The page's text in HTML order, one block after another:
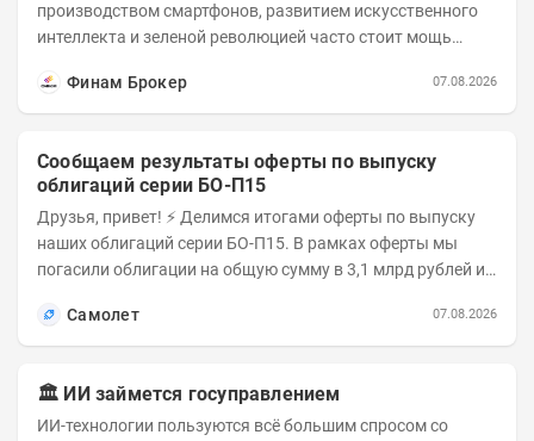
производством смартфонов, развитием искусственного
интеллекта и зеленой революцией часто стоит мощь
Финам Брокер
07.08.2026
Сообщаем результаты оферты по выпуску
облигаций серии БО-П15
Друзья, привет! ⚡️ Делимся итогами оферты по выпуску
наших облигаций серии БО-П15. В рамках оферты мы
погасили облигации на общую сумму в 3,1 млрд рублей из
Самолет
07.08.2026
🏛️ ИИ займется госуправлением
ИИ-технологии пользуются всё большим спросом со